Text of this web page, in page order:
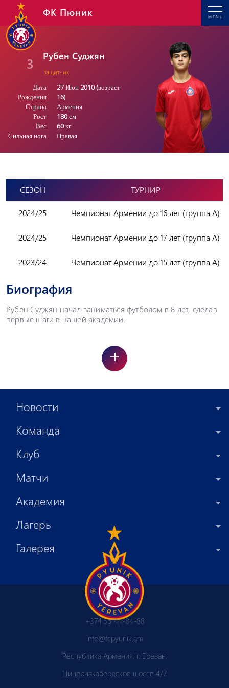
MENU
ФК Пюник
3 Рубен Суджян
Защитник
Дата
Рождения
Страна
Рост
Вес
Сильная нога
27 Июн 2010 (возраст
16)
Армения
180 см
60 кг
Правая
СЕЗОН ТУРНИР
2024/25 Чемпионат Армении до 16 лет (группа А)
2024/25 Чемпионат Армении до 17 лет (группа А)
2023/24 Чемпионат Армении до 15 лет (группа А)
Биография
Рубен Суджян начал заниматься футболом в 8 лет, сделав
первые шаги в нашей академии.
+
Новости
Команда
Клуб
Матчи
Академия
Лагерь
Галерея
+374 55 44-84-88
info@fcpyunik.am
Республика Армения, г. Ереван,
Цицернакабердское шоссе 4/7